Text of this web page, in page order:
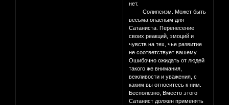
нет.
Солипсизм. Может быть
весьма опасным для
Сатаниста. Перенесение
своих реакций, эмоций и
чувств на тех, чье развитие
не соответствует вашему.
Ошибочно ожидать от людей
такого же внимания,
вежливости и уважения, с
каким вы относитесь к ним.
Бесполезно, Вместо этого
Сатанист должен применять